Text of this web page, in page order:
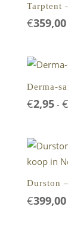
Tarptent
€359,00
Derma-
€2,95 - €
Durston
€399,00